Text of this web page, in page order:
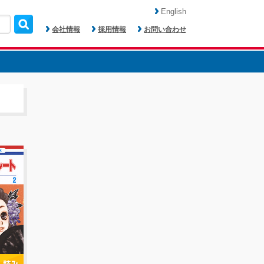
会社情報 採用情報 お問い合わせ
English